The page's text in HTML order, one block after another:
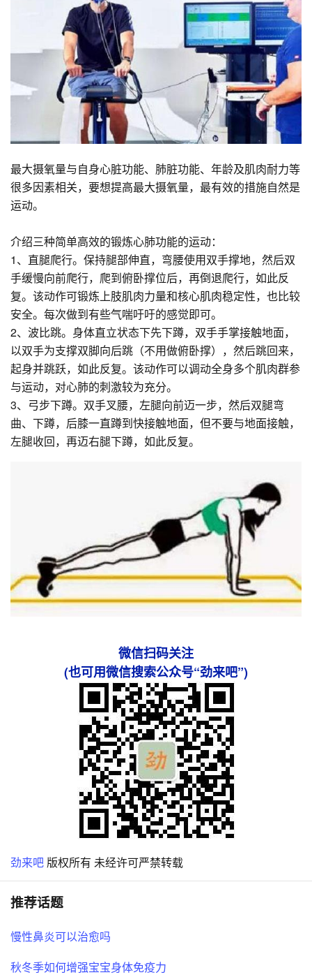
最大摄氧量与自身心脏功能、肺脏功能、年龄及肌肉耐力等
很多因素相关，要想提高最大摄氧量，最有效的措施自然是
运动。
介绍三种简单高效的锻炼心肺功能的运动：
1、直腿爬行。保持腿部伸直，弯腰使用双手撑地，然后双
手缓慢向前爬行，爬到俯卧撑位后，再倒退爬行，如此反
复。该动作可锻炼上肢肌肉力量和核心肌肉稳定性，也比较
安全。每次做到有些气喘吁吁的感觉即可。
2、波比跳。身体直立状态下先下蹲，双手手掌接触地面，
以双手为支撑双脚向后跳（不用做俯卧撑），然后跳回来，
起身并跳跃，如此反复。该动作可以调动全身多个肌肉群参
与运动，对心肺的刺激较为充分。
3、弓步下蹲。双手叉腰，左腿向前迈一步，然后双腿弯
曲、下蹲，后膝一直蹲到快接触地面，但不要与地面接触，
左腿收回，再迈右腿下蹲，如此反复。
微信扫码关注
(也可用微信搜索公众号“劲来吧”)
劲来吧 版权所有 未经许可严禁转载
推荐话题
慢性鼻炎可以治愈吗
秋冬季如何增强宝宝身体免疫力